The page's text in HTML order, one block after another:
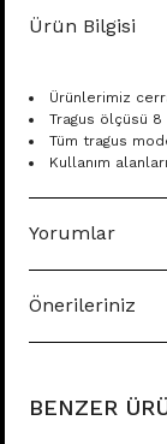
Ürün Bilgisi
Ürünlerimiz
Tragus ölçüsü 8
Tüm tragus
Kullanım
Yorumlar
Önerileriniz
BENZER